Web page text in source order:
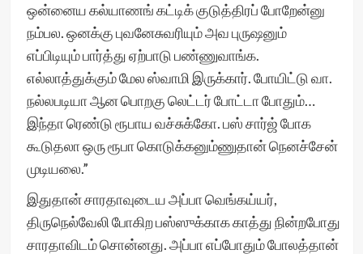
ஒன்னைய கல்யாணங் கட்டிக் குடுத்திரப் போறேன்னு
நம்பல. ஒனக்கு புவனேசுவரியும் அவ புருஷனும்
எப்பிடியும் பார்த்து ஏற்பாடு பண்ணுவாங்க.
எல்லாத்துக்கும் மேல ஸ்வாமி இருக்கார். போயிட்டு வா.
நல்லபடியா ஆன பொறகு லெட்டர் போட்டா போதும்…
இந்தா ரெண்டு ரூபாய வச்சுக்கோ. பஸ் சார்ஜ் போக
கூடுதலா ஒரு ரூபா கொடுக்கனும்ணுதான் நெனச்சேன்
முடியலை.”
இதுதான் சாரதாவுடைய அப்பா வெங்கய்யர்,
திருநெல்வேலி போகிற பஸ்ஸுக்காக காத்து நின்றபோது
சாரதாவிடம் சொன்னது. அப்பா எப்போதும் போலத்தான்